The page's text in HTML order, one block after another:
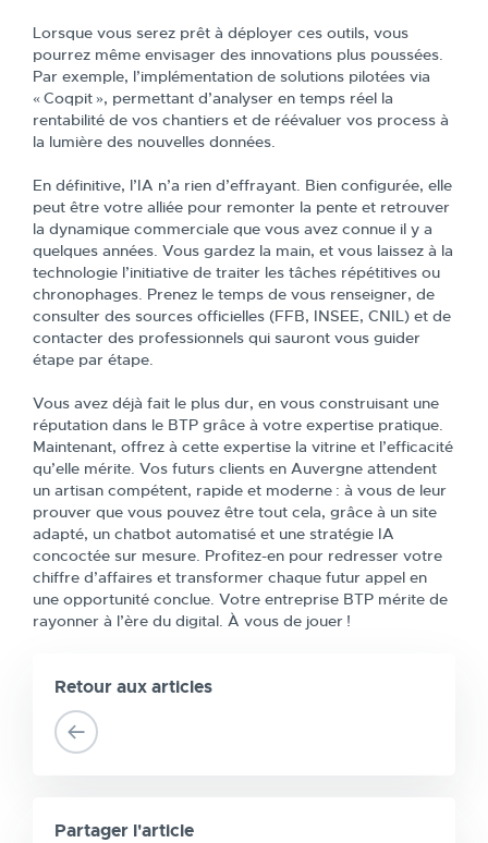
Retour aux articles
Partager l'article
Lorsque vous serez prêt à déployer ces outils, vous
pourrez même envisager des innovations plus poussées.
Par exemple, l’implémentation de solutions pilotées via
« Coqpit », permettant d’analyser en temps réel la
rentabilité de vos chantiers et de réévaluer vos process à
la lumière des nouvelles données.
En définitive, l’IA n’a rien d’effrayant. Bien configurée, elle
peut être votre alliée pour remonter la pente et retrouver
la dynamique commerciale que vous avez connue il y a
quelques années. Vous gardez la main, et vous laissez à la
technologie l’initiative de traiter les tâches répétitives ou
chronophages. Prenez le temps de vous renseigner, de
consulter des sources officielles (FFB, INSEE, CNIL) et de
contacter des professionnels qui sauront vous guider
étape par étape.
Vous avez déjà fait le plus dur, en vous construisant une
réputation dans le BTP grâce à votre expertise pratique.
Maintenant, offrez à cette expertise la vitrine et l’efficacité
qu’elle mérite. Vos futurs clients en Auvergne attendent
un artisan compétent, rapide et moderne : à vous de leur
prouver que vous pouvez être tout cela, grâce à un site
adapté, un chatbot automatisé et une stratégie IA
concoctée sur mesure. Profitez-en pour redresser votre
chiffre d’affaires et transformer chaque futur appel en
une opportunité conclue. Votre entreprise BTP mérite de
rayonner à l’ère du digital. À vous de jouer !